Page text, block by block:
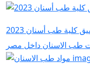
كلية طب أسنان 2023
طب الاسنان داخل مصر